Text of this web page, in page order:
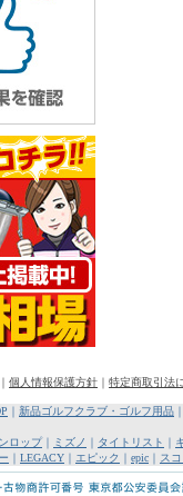
｜ 個人情報保護方針 ｜ 特定商取引法
｜ 新品ゴルフクラブ・ゴルフ用品 ｜
ロップ｜ ミズノ ｜ タイトリスト ｜
｜ LEGACY ｜ エピック ｜ epic ｜ ス